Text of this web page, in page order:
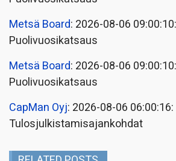
Metsä Board: 2026-08-06 09:00:10:
Puolivuosikatsaus
Metsä Board: 2026-08-06 09:00:10:
Puolivuosikatsaus
CapMan Oyj: 2026-08-06 06:00:16:
Tulosjulkistamisajankohdat